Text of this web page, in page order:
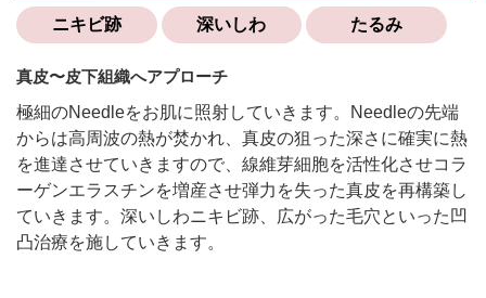
ニキビ跡 深いしわ たるみ
真皮〜皮下組織へアプローチ
極細のNeedleをお肌に照射していきます。Needleの先端
からは高周波の熱が焚かれ、真皮の狙った深さに確実に熱
を進達させていきますので、線維芽細胞を活性化させコラ
ーゲンエラスチンを増産させ弾力を失った真皮を再構築し
ていきます。深いしわニキビ跡、広がった毛穴といった凹
凸治療を施していきます。